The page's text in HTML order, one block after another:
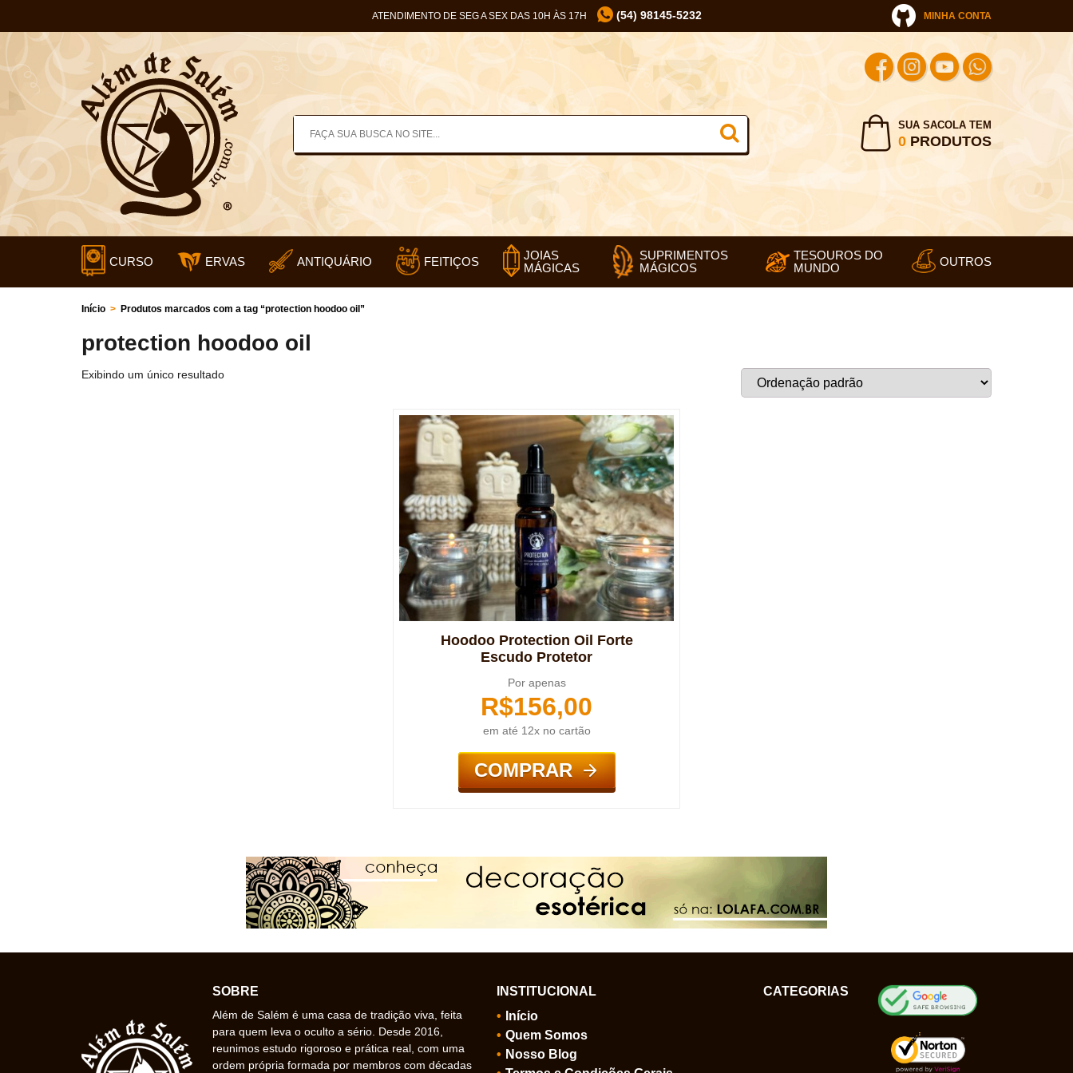
ATENDIMENTO DE SEG A SEX DAS 10H ÀS 17H (54) 98145-5232 MINHA CONTA
SUA SACOLA TEM
0PRODUTOS
CURSO ERVAS ANTIQUÁRIO FEITIÇOS
JOIAS
MÁGICAS
SUPRIMENTOS
MÁGICOS
TESOUROS DO
MUNDO
OUTROS
Início > Produtos marcados com a tag “protection hoodoo oil”
protection hoodoo oil
Exibindo um único resultado
Hoodoo Protection Oil Forte
Escudo Protetor
Por apenas
R$156,00
em até 12x no cartão
COMPRAR
SOBRE
Além de Salém é uma casa de tradição viva, feita
para quem leva o oculto a sério. Desde 2016,
reunimos estudo rigoroso e prática real, com uma
ordem própria formada por membros com décadas
INSTITUCIONAL
Início
Quem Somos
Nosso Blog
CATEGORIAS